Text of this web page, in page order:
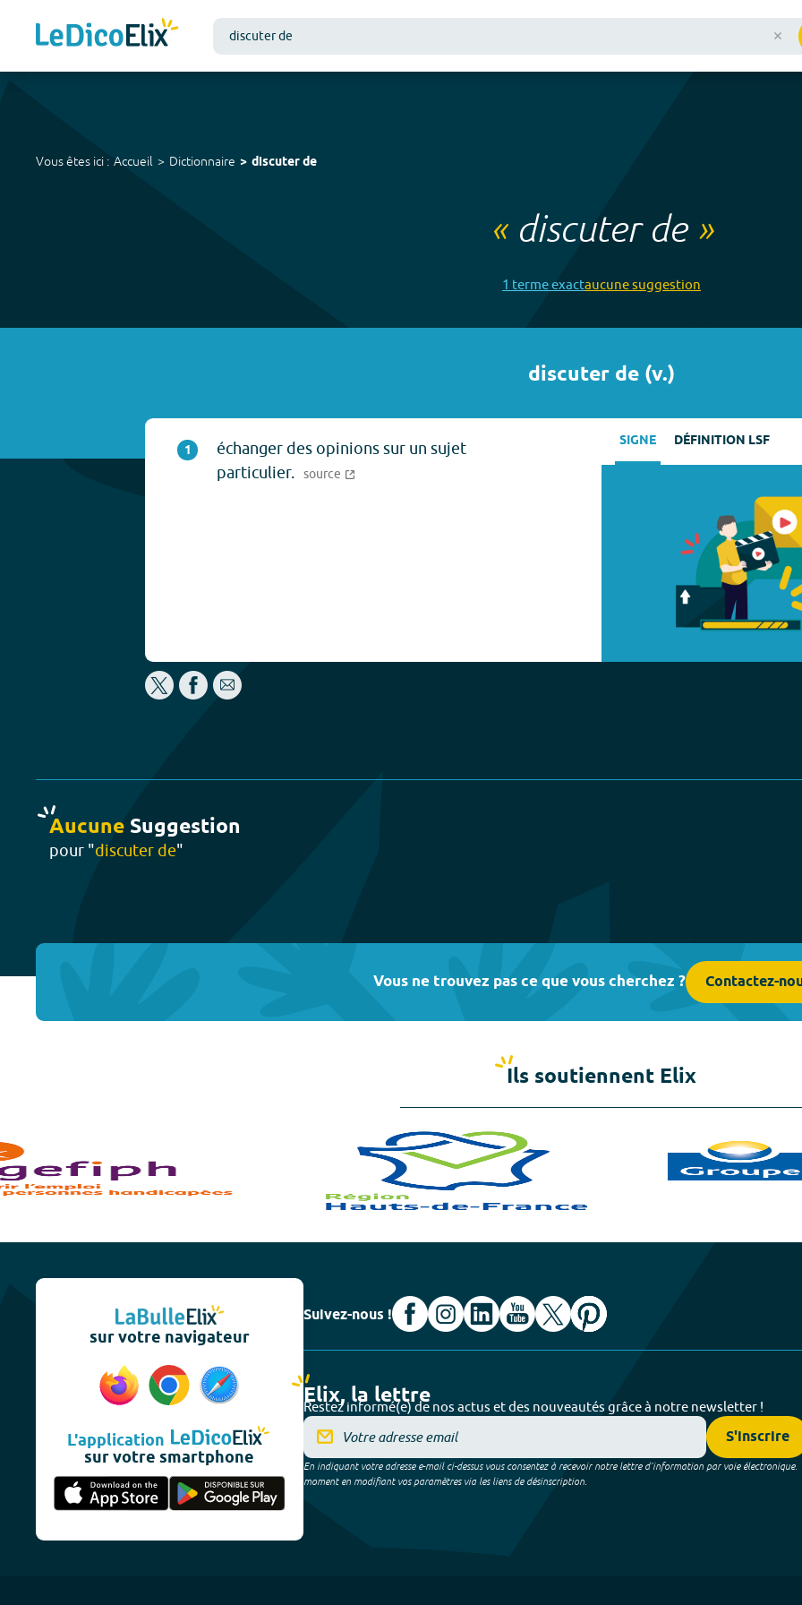
Vous êtes ici : Accueil Dictionnaire discuter de
« discuter de»
1 termeexactaucunesuggestion
discuter de (v.)
1
échanger des opinions sur un sujet
particulier. source
SIGNE DÉFINITION LSF
Aucune Suggestion
pour "discuter de"
Vous ne trouvez pas ce que vous cherchez ? Contactez-
Ils soutiennent Elix
sur votre navigateur
L'application
sur votre smartphone
Suivez-nous !
Elix, la lettre
Restez informé(e) de nos actus et des nouveautés grâce à notre newsletter !
S'inscrire
En indiquant votre adresse e-mail ci-dessus vous consentez à recevoir notre lettre d’information par voie électronique.
moment en modifiant vos paramètres via les liens de désinscription.